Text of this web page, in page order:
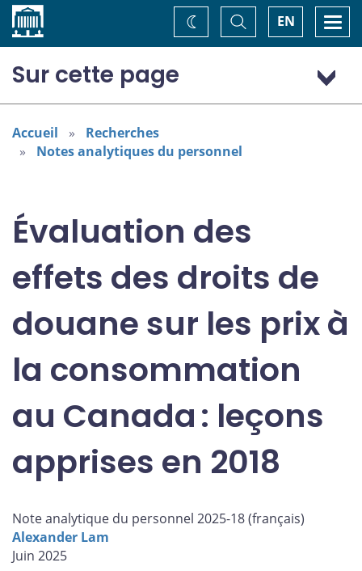
Accueil EN
Basculer
la
recherche
Changez
de
Sur cette page
Introduction
Données et méthodologie
Résultats : effets sur les prix
Annexe
Notes
Accueil
Recherches
Notes analytiques du personnel
Évaluation des
effets des droits de
douane sur les prix à
la consommation
au Canada : leçons
apprises en 2018
Note analytique du personnel 2025-18 (français)
Alexander Lam
Juin 2025